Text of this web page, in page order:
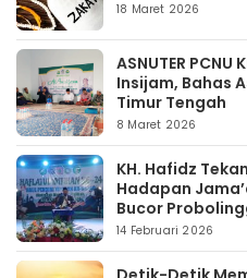
18 Maret 2026
ASNUTER
Insijam, Bahas
Timur Tengah
8 Maret 2026
KH. Hafidz
Hadapan
Bucor
14 Februari 2026